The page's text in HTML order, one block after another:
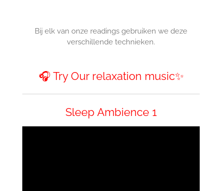
Bij elk van onze readings gebruiken we deze
verschillende technieken.
🎧 Try Our relaxation music✨
Sleep Ambience 1